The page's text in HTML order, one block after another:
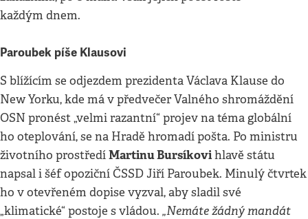
každým dnem.
Paroubek píše Klausovi
S blížícím se odjezdem prezidenta Václava Klause do
New Yorku, kde má v předvečer Valného shromáždění
OSN pronést „velmi razantní“ projev na téma globální
ho oteplování, se na Hradě hromadí pošta. Po ministru
životního prostředíMartinu Bursíkovihlavě státu
napsal i šéf opoziční ČSSD Jiří Paroubek. Minulý čtvrtek
ho v otevřeném dopise vyzval, aby sladil své
„klimatické“ postoje s vládou. „Nemáte žádný mandát